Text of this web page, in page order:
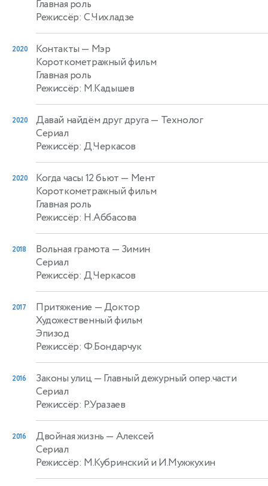
Главная роль
Режиссёр: С.Чихладзе
2020 Контакты — Мэр
Короткометражный фильм
Главная роль
Режиссёр: М.Кадышев
2020 Давай найдём друг друга — Технолог
Сериал
Режиссёр: Д.Черкасов
2020 Когда часы 12 бьют — Мент
Короткометражный фильм
Главная роль
Режиссёр: Н.Аббасова
2018 Вольная грамота — Зимин
Сериал
Режиссёр: Д.Черкасов
2017 Притяжение — Доктор
Художественный фильм
Эпизод
Режиссёр: Ф.Бондарчук
2016 Законы улиц — Главный дежурный опер.части
Сериал
Режиссёр: Р.Уразаев
2016 Двойная жизнь — Алексей
Сериал
Режиссёр: М.Кубринский и И.Мужжухин